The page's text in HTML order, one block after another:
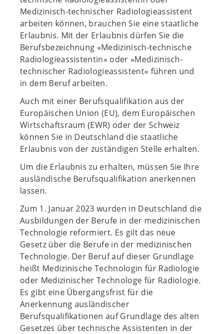
Medizinisch-technischer Radiologieassistent
arbeiten können, brauchen Sie eine staatliche
Erlaubnis. Mit der Erlaubnis dürfen Sie die
Berufsbezeichnung »Medizinisch-technische
Radiologieassistentin« oder »Medizinisch-
technischer Radiologieassistent« führen und
in dem Beruf arbeiten.
Auch mit einer Berufsqualifikation aus der
Europäischen Union (EU), dem Europäischen
Wirtschaftsraum (EWR) oder der Schweiz
können Sie in Deutschland die staatliche
Erlaubnis von der zuständigen Stelle erhalten.
Um die Erlaubnis zu erhalten, müssen Sie Ihre
ausländische Berufsqualifikation anerkennen
lassen.
Zum 1. Januar 2023 wurden in Deutschland die
Ausbildungen der Berufe in der medizinischen
Technologie reformiert. Es gilt das neue
Gesetz über die Berufe in der medizinischen
Technologie. Der Beruf auf dieser Grundlage
heißt Medizinische Technologin für Radiologie
oder Medizinischer Technologe für Radiologie.
Es gibt eine Übergangsfrist für die
Anerkennung ausländischer
Berufsqualifikationen auf Grundlage des alten
Gesetzes über technische Assistenten in der